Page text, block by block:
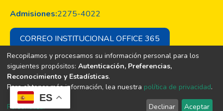
ES
Admisiones:2275-4022
CORREO INSTITUCIONAL OFFICE 365
Copyright © Todos los derechos son
de la Universidad Evangélica de El
Recopilamos y procesamos su información personal para los
siguientes propósitos: Autenticación, Preferencias,
Reconocimiento y Estadísticas.
Para obtener más información, lea nuestra política de privacidad.
Personalizar Declinar Aceptar